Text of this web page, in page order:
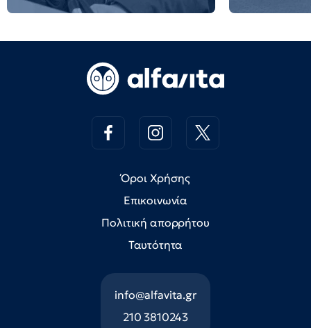
Όροι Χρήσης
Επικοινωνία
Πολιτική απορρήτου
Ταυτότητα
info@alfavita.gr
210 3810243